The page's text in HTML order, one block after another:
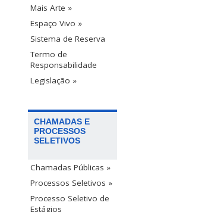
Mais Arte »
Espaço Vivo »
Sistema de Reserva
Termo de
Responsabilidade
Legislação »
CHAMADAS E
PROCESSOS
SELETIVOS
Chamadas Públicas »
Processos Seletivos »
Processo Seletivo de
Estágios